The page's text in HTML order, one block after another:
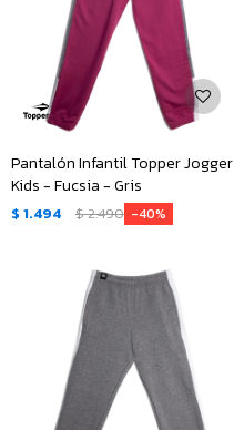
Pantalón Infantil Topper Jogger
Kids - Fucsia - Gris
$ 1.494 $2.490 40